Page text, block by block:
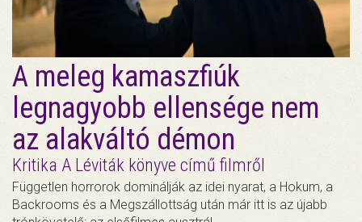
A meleg kamaszfiúk
legnagyobb ellensége nem
az alakváltó démon
Kritika A Léviták könyve című filmről
Független horrorok dominálják az idei nyarat, a Hokum, a
Backrooms és a Megszállottság után már itt is az újabb